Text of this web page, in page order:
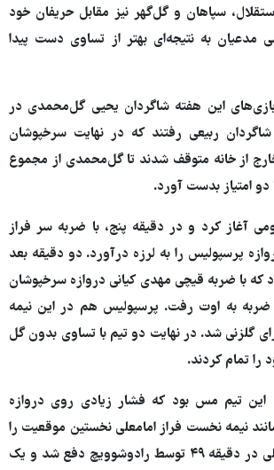
سپاهان و گل‌گهر نیز مقابل حریفان خود
مدعیان به نتیجه‌ای بهتر از تساوی دست پیدا
این هفته شاگردان یحیی گل‌محمدی در
ربیعی رفتند که در نهایت سرخپوشان
از خانه متوقف شدند تا گل‌محمدی از مجموع
دو امتیاز بدست آورد.
آغاز کرد و در دقیقه پنج، با ضربه سر فراز
پرسپولیس را به لرزه درآورد. دو دقیقه بعد
که با ضربه قیچی مهدی کیانی دروازه سرخپوشان
ضربه به اوت رفت. پرسپولیس هم در این نیمه
گلزنی شد. در نهایت دو تیم با تساوی بدون گل
را تمام کردند.
این تیم مس بود که فشار زیادی روی دروازه
نیمه نخست فراز امامعلی نخستین موقعیت را
خلق کرد. شوت امامعلی در دقیقه ۴۹ توسط رادوشوویچ دفع شد و یک